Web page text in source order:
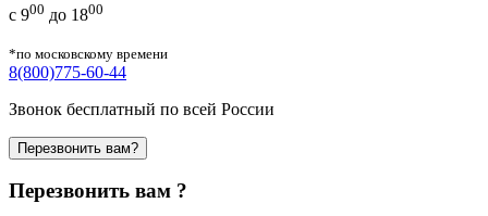
с 900 до 1800
*по московскому времени
8(800)775-60-44
Звонок бесплатный по всей России
Перезвонить вам?
Перезвонить вам ?